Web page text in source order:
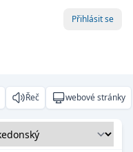
Přihlásit se
Řeč webové stránky